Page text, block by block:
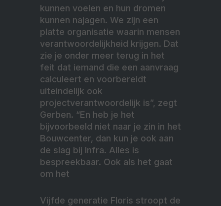
kunnen voelen en hun dromen
kunnen najagen. We zijn een
platte organisatie waarin mensen
verantwoordelijkheid krijgen. Dat
zie je onder meer terug in het
feit dat iemand die een aanvraag
calculeert en voorbereidt
uiteindelijk ook
projectverantwoordelijk is”, zegt
Gerben. “En heb je het
bijvoorbeeld niet naar je zin in het
Bouwcenter, dan kun je ook aan
de slag bij Infra. Alles is
bespreekbaar. Ook als het gaat
om het
Vijfde generatie Floris stroopt de